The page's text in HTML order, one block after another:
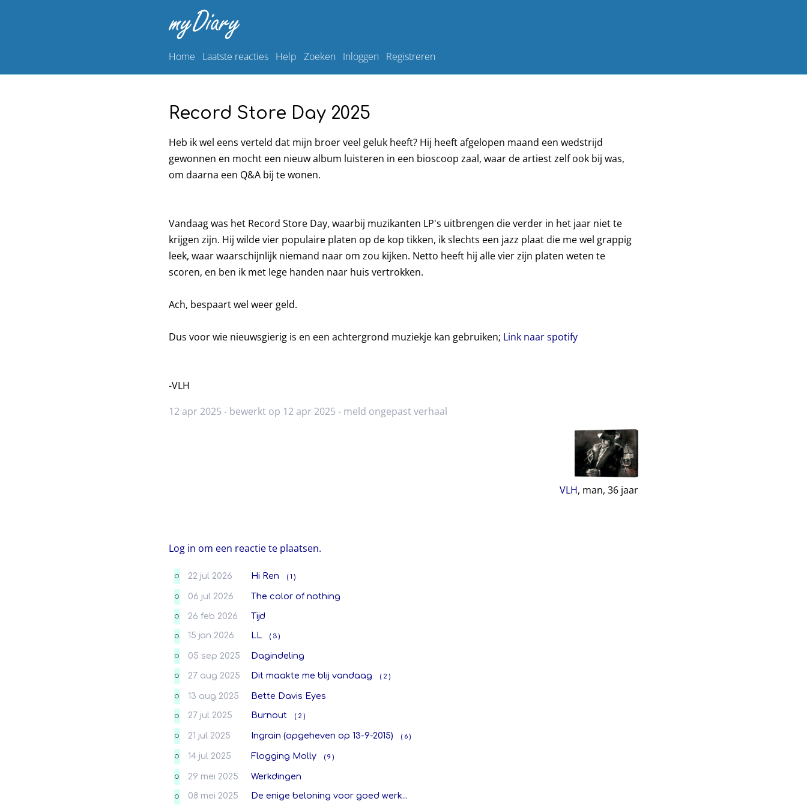
Home Laatste reacties Help Zoeken Inloggen Registreren
Record Store Day 2025
Heb ik wel eens verteld dat mijn broer veel geluk heeft? Hij heeft afgelopen maand een wedstrijd
gewonnen en mocht een nieuw album luisteren in een bioscoop zaal, waar de artiest zelf ook bij was,
om daarna een Q&A bij te wonen.
Vandaag was het Record Store Day, waarbij muzikanten LP's uitbrengen die verder in het jaar niet te
krijgen zijn. Hij wilde vier populaire platen op de kop tikken, ik slechts een jazz plaat die me wel grappig
leek, waar waarschijnlijk niemand naar om zou kijken. Netto heeft hij alle vier zijn platen weten te
scoren, en ben ik met lege handen naar huis vertrokken.
Ach, bespaart wel weer geld.
Dus voor wie nieuwsgierig is en een achtergrond muziekje kan gebruiken; Link naar spotify
-VLH
12 apr 2025 - bewerkt op 12 apr 2025 - meld ongepast verhaal
VLH, man, 36 jaar
Log in om een reactie te plaatsen.
O 22 jul 2026 Hi Ren ( 1 )
O 06 jul 2026 The color of nothing
O 26 feb 2026 Tijd
O 15 jan 2026 LL ( 3 )
O 05 sep 2025 Dagindeling
O 27 aug 2025 Dit maakte me blij vandaag ( 2 )
O 13 aug 2025 Bette Davis Eyes
O 27 jul 2025 Burnout ( 2 )
O 21 jul 2025 Ingrain (opgeheven op 13-9-2015) ( 6 )
O 14 jul 2025 Flogging Molly ( 9 )
O 29 mei 2025 Werkdingen
O 08 mei 2025 De enige beloning voor goed werk...